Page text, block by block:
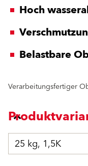
Hoch
Belastbare
Verarbeitungsfertiger
25 kg, 1,5K